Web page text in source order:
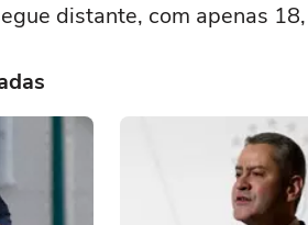
distante, com apenas